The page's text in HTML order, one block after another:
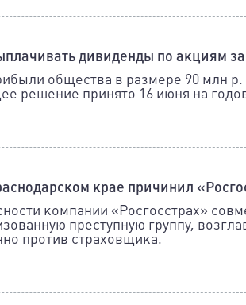
дивиденды по акциям за
общества в размере 90 млн
решение принято 16 июня на
крае причинил
компании «Росгосстрах»
преступную группу,
против страховщика.